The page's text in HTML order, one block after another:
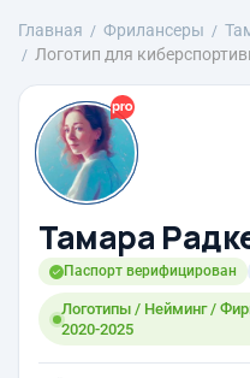
Главная Фрилансеры
Логотип для
Тамара
Паспорт верифицирован
Логотипы / Нейминг /
2020-2025